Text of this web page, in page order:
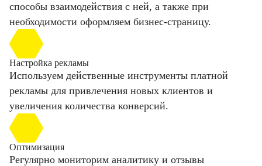
способы взаимодействия с ней, а также при
необходимости оформляем бизнес-страницу.
Настройка рекламы
Используем действенные инструменты платной
рекламы для привлечения новых клиентов и
увеличения количества конверсий.
Оптимизация
Регулярно мониторим аналитику и отзывы